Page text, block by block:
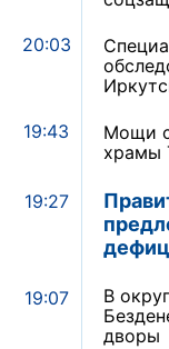
20:03
19:43
Мощи
храмы
19:27
19:07
В
дворы